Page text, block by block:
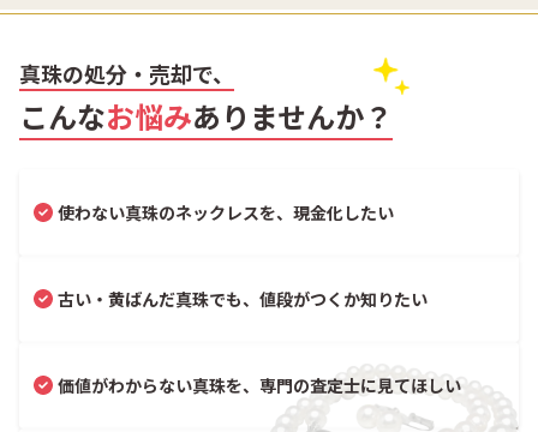
真珠の処分・売却で、
こんなお悩みありませんか？
使わない真珠のネックレスを、現金化したい
古い・黄ばんだ真珠でも、値段がつくか知りたい
価値がわからない真珠を、専門の査定士に見てほしい